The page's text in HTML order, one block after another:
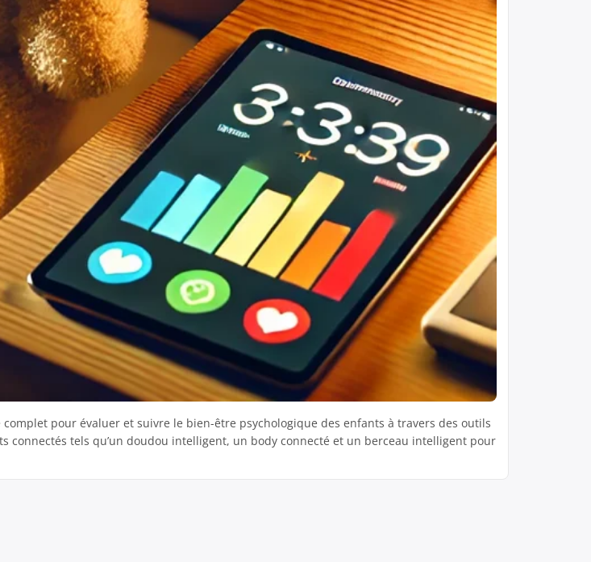
pour évaluer et suivre le bien-être psychologique des enfants à travers des outils
tels qu’un doudou intelligent, un body connecté et un berceau intelligent pour